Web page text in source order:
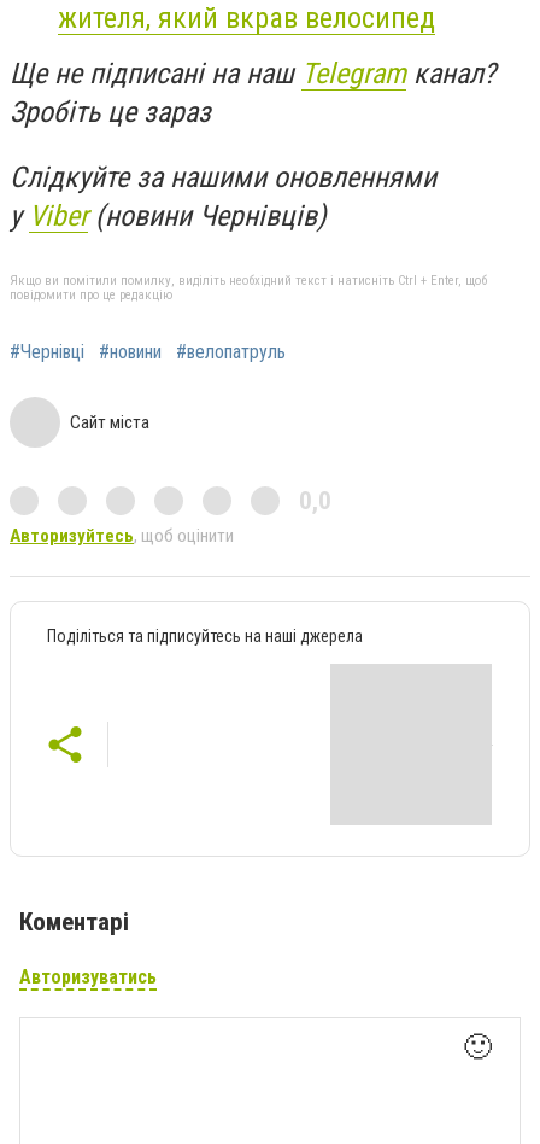
жителя, який вкрав велосипед
Ще не підписані на наш Telegramканал?
Зробіть це зараз
Слідкуйте за нашими оновленнями
у Viber(новини Чернівців)
Якщо ви помітили помилку, виділіть необхідний текст і натисніть Ctrl + Enter, щоб
повідомити про це редакцію
#Чернівці #новини #велопатруль
Сайт міста
0,0
Авторизуйтесь, щоб оцінити
Поділіться та підписуйтесь на наші джерела
Коментарі
Авторизуватись
🙂